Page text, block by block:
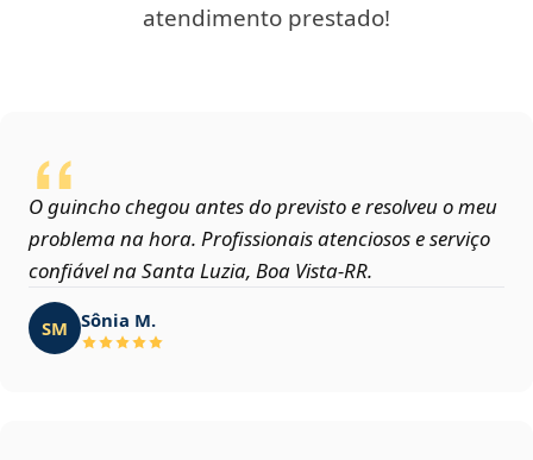
atendimento prestado!
O guincho chegou antes do previsto e resolveu o meu
problema na hora. Profissionais atenciosos e serviço
confiável na Santa Luzia, Boa Vista‑RR.
SM Sônia M.